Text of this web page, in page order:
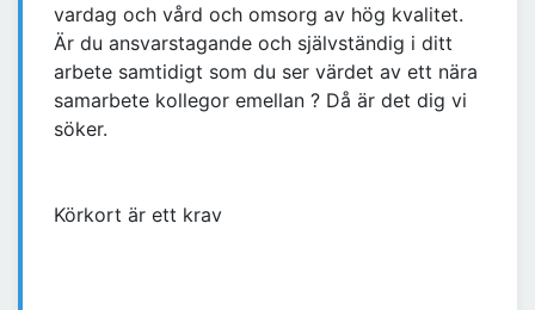
vardag och vård och omsorg av hög kvalitet.
Är du ansvarstagande och självständig i ditt
arbete samtidigt som du ser värdet av ett nära
samarbete kollegor emellan ? Då är det dig vi
söker.
Körkort är ett krav